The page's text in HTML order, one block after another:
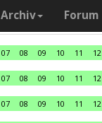
Archiv Forum
07 08 09 10 11 12
07 08 09 10 11 12
07 08 09 10 11 12